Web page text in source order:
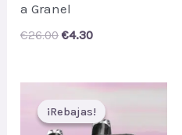
a Granel
€26.00 Original
€26.00.
€4.30Current
€4.30.
¡Rebajas!
¡Rebajas!